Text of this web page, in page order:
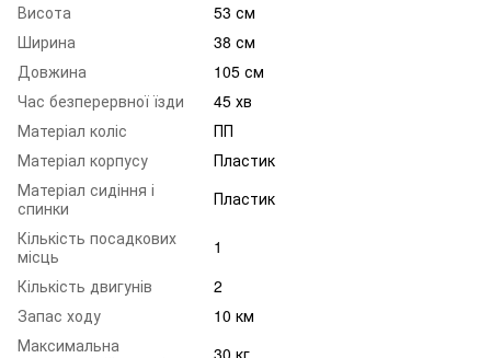
Висота
53 см
Ширина
38 см
Довжина
105 см
Час безперервної їзди
45 хв
Матеріал коліс
ПП
Матеріал корпусу
Пластик
Матеріал сидіння і
спинки
Пластик
Кількість посадкових
місць
1
Кількість двигунів
2
Запас ходу
10 км
Максимальна